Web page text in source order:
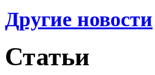
Другие новости
Статьи